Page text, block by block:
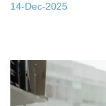
14-Dec-2025